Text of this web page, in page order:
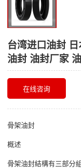
台湾进口油封
油封 油封厂家
在线咨询
骨架油封
概述
骨架油封結構有三部分